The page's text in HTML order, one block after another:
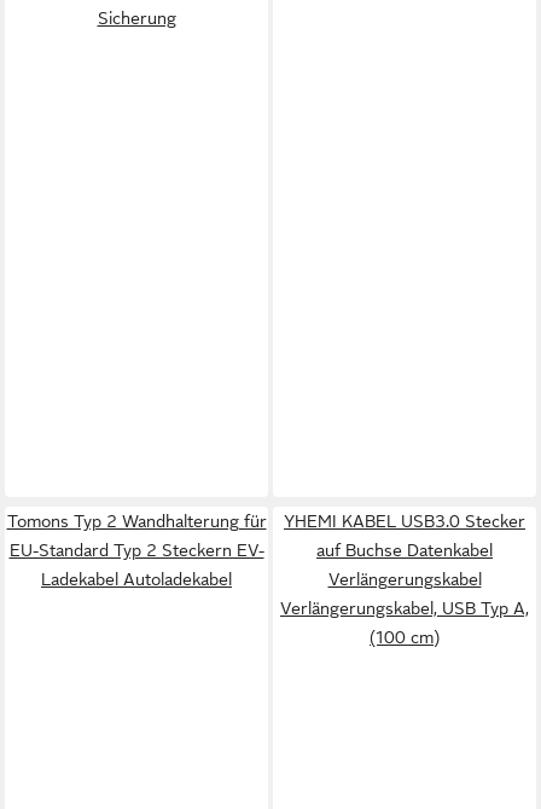
Sicherung
Tomons Typ 2 Wandhalterung für
EU-Standard Typ 2 Steckern EV-
Ladekabel Autoladekabel
YHEMI KABEL USB3.0 Stecker
auf Buchse Datenkabel
Verlängerungskabel
Verlängerungskabel, USB Typ A,
(100 cm)